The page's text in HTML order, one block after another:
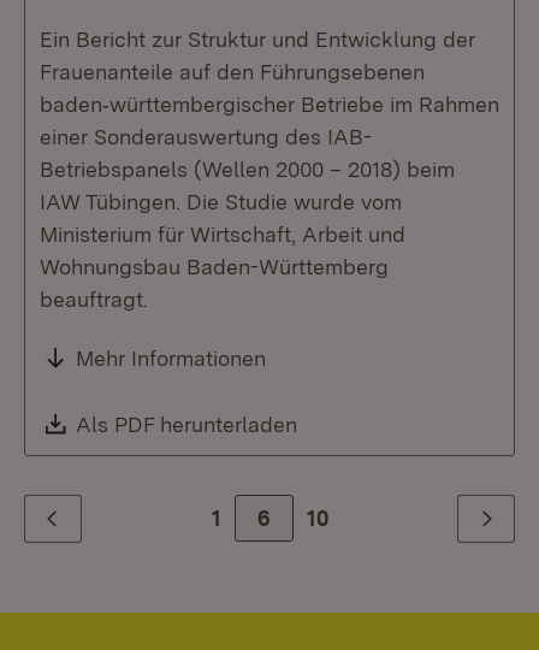
Ein Bericht zur Struktur und Entwicklung der
Frauenanteile auf den Führungsebenen
baden‐württembergischer Betriebe im Rahmen
einer Sonderauswertung des IAB-
Betriebspanels (Wellen 2000 – 2018) beim
IAW Tübingen. Die Studie wurde vom
Ministerium für Wirtschaft, Arbeit und
Wohnungsbau Baden-Württemberg
beauftragt.
Mehr Informationen
Download:
Als PDF herunterladen
Zurück 1 Zur Seite
6 10 Weiter